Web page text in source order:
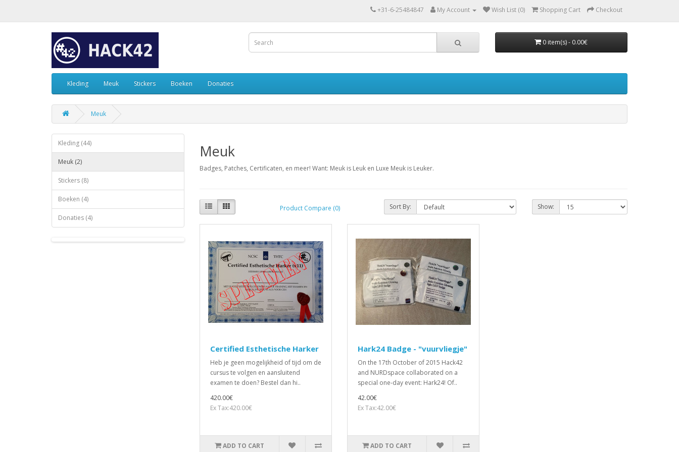
+31-6-25484847 My Account Wish List (0) Shopping Cart Checkout
0 item(s) - 0.00€
Kleding Meuk Stickers Boeken Donaties
Meuk
Kleding (44)
Meuk (2)
Stickers (8)
Boeken (4)
Donaties (4)
Meuk
Badges, Patches, Certificaten, en meer! Want: Meuk is Leuk en Luxe Meuk is Leuker.
Product Compare (0) Sort By: Show:
Certified Esthetische Harker
Heb je geen mogelijkheid of tijd om de
cursus te volgen en aansluitend
examen te doen? Bestel dan hi..
420.00€
Ex Tax:420.00€
ADD TO CART
Hark24 Badge - "vuurvliegje"
On the 17th October of 2015 Hack42
and NURDspace collaborated on a
special one-day event: Hark24! Of..
42.00€
Ex Tax:42.00€
ADD TO CART